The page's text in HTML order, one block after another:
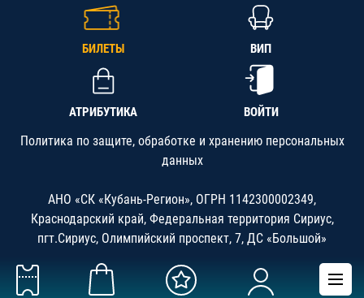
БИЛЕТЫ ВИП
АТРИБУТИКА ВОЙТИ
Политика по защите, обработке и хранению персональных
данных
АНО «СК «Кубань-Регион», ОГРН 1142300002349,
Краснодарский край, Федеральная территория Сириус,
пгт.Сириус, Олимпийский проспект, 7, ДС «Большой»